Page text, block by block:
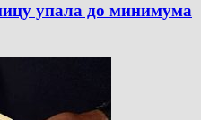
упала до минимума